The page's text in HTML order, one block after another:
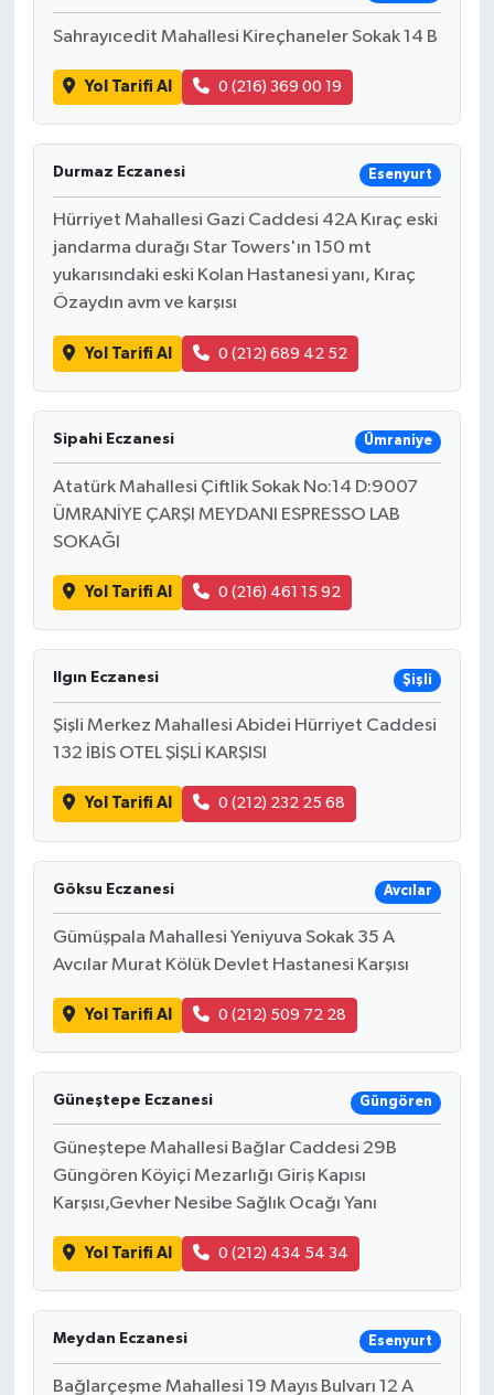
Sahrayıcedit Mahallesi Kireçhaneler Sokak 14 B
Yol Tarifi Al 0 (216) 369 00 19
Durmaz Eczanesi Esenyurt
Hürriyet Mahallesi Gazi Caddesi 42A Kıraç eski
jandarma durağı Star Towers'ın 150 mt
yukarısındaki eski Kolan Hastanesi yanı, Kıraç
Özaydın avm ve karşısı
Yol Tarifi Al 0 (212) 689 42 52
Sipahi Eczanesi Ümraniye
Atatürk Mahallesi Çiftlik Sokak No:14 D:9007
ÜMRANİYE ÇARŞI MEYDANI ESPRESSO LAB
SOKAĞI
Yol Tarifi Al 0 (216) 461 15 92
Ilgın Eczanesi Şişli
Şişli Merkez Mahallesi Abidei Hürriyet Caddesi
132 İBİS OTEL ŞİŞLİ KARŞISI
Yol Tarifi Al 0 (212) 232 25 68
Göksu Eczanesi Avcılar
Gümüşpala Mahallesi Yeniyuva Sokak 35 A
Avcılar Murat Kölük Devlet Hastanesi Karşısı
Yol Tarifi Al 0 (212) 509 72 28
Güneştepe Eczanesi Güngören
Güneştepe Mahallesi Bağlar Caddesi 29B
Güngören Köyiçi Mezarlığı Giriş Kapısı
Karşısı,Gevher Nesibe Sağlık Ocağı Yanı
Yol Tarifi Al 0 (212) 434 54 34
Meydan Eczanesi Esenyurt
Bağlarçeşme Mahallesi 19 Mayıs Bulvarı 12 A